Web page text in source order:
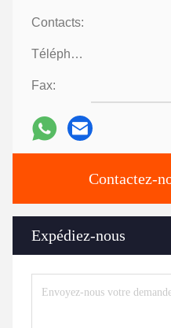
Contacts:
Téléphone:
Fax:
Contactez-
Expédiez-nous